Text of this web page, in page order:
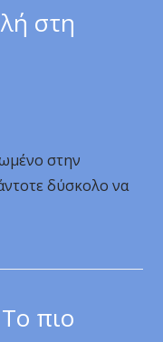
στη
στην
δύσκολο να
πιο